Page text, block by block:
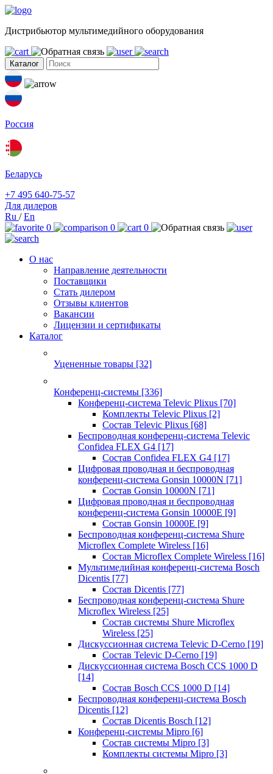
Дистрибьютор мультимедийного оборудования
Каталог
Россия
Беларусь
+7 495 640-75-57
Для дилеров
Ru /En
0
0 0
О нас
Направление деятельности
Поставщики
Стать дилером
Отзывы клиентов
Вакансии
Лицензии и сертификаты
Каталог
Уцененные товары [32]
Конференц-системы [336]
Конференц-система Televic Plixus [70]
Комплекты Televic Plixus [2]
Состав Televic Plixus [68]
Беспроводная конференц-система Televic
Confidea FLEX G4 [17]
Состав Confidea FLEX G4 [17]
Цифровая проводная и беспроводная
конференц-система Gonsin 10000N [71]
Состав Gonsin 10000N [71]
Цифровая проводная и беспроводная
конференц-система Gonsin 10000E [9]
Состав Gonsin 10000E [9]
Беспроводная конференц-система Shure
Microflex Complete Wireless [16]
Состав Microflex Complete Wireless [16]
Мультимедийная конференц-система Bosch
Dicentis [77]
Состав Dicentis [77]
Беспроводная конференц-система Shure
Microflex Wireless [25]
Состав системы Shure Microflex
Wireless [25]
Дискуссионная система Televic D-Cerno [19]
Состав Televic D-Cerno [19]
Дискуссионная система Bosch CCS 1000 D
[14]
Состав Bosch CCS 1000 D [14]
Беспроводная конференц-система Bosch
Dicentis [12]
Состав Dicentis Bosch [12]
Конференц-системы Mipro [6]
Состав системы Mipro [3]
Комплекты системы Mipro [3]